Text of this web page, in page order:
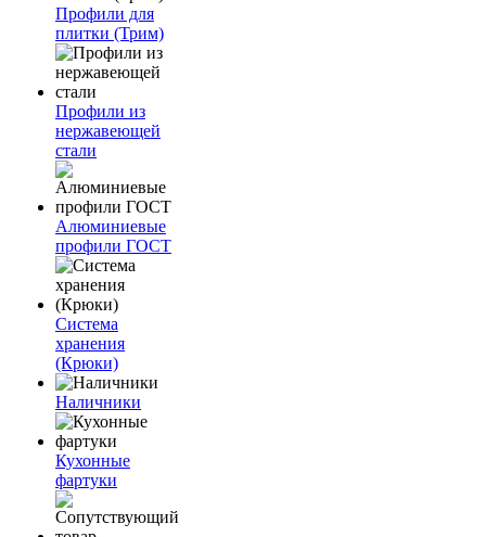
Профили для
плитки (Трим)
Профили из
нержавеющей
стали
Алюминиевые
профили ГОСТ
Система
хранения
(Крюки)
Наличники
Кухонные
фартуки